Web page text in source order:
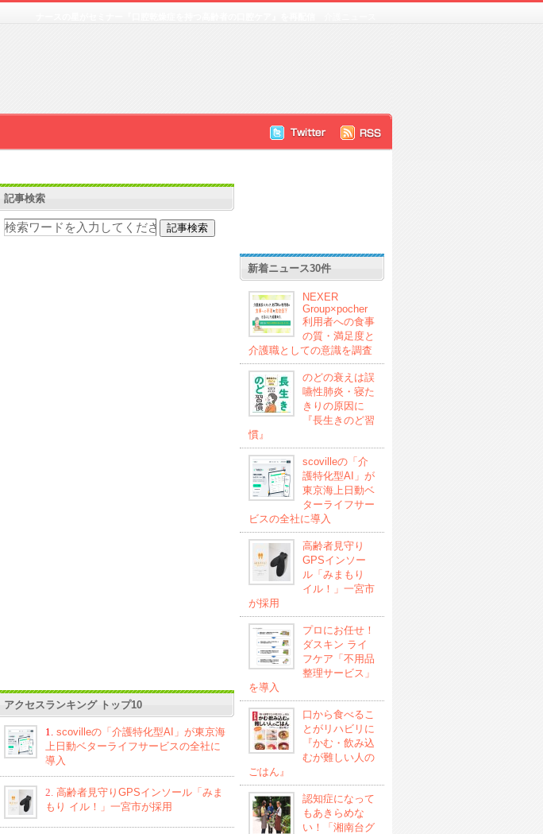
記事検索
アクセスランキング トップ10
1.
scovilleの「介護特化型AI」が東京海
上日動ベターライフサービスの全社に
導入
2. 高齢者見守りGPSインソール「みま
もり イル！」一宮市が採用
新着ニュース30件
NEXER
Group×pocher
利用者への食事
の質・満足度と
介護職としての意識を調査
のどの衰えは誤
嚥性肺炎・寝た
きりの原因に
『長生きのど習
慣』
scovilleの「介
護特化型AI」が
東京海上日動ベ
ターライフサー
ビスの全社に導入
高齢者見守り
GPSインソー
ル「みまもり
イル！」一宮市
が採用
プロにお任せ！
ダスキン ライ
フケア「不用品
整理サービス」
を導入
口から食べるこ
とがリハビリに
『かむ・飲み込
むが難しい人の
ごはん』
認知症になって
もあきらめな
い！「湘南台グ